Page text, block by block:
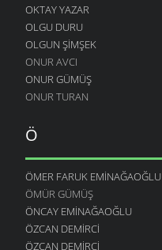
OKTAY YAZAR
OLGU DURU
OLGUN ŞIMŞEK
ONUR AVCI
ONUR GÜMÜŞ
ONUR TURAN
Ö
ÖMER FARUK EMINAĞAOĞLU
ÖMÜR GÜMÜŞ
ÖNCAY EMINAĞAOĞLU
ÖZCAN DEMIRCI
ÖZCAN DEMIRCI